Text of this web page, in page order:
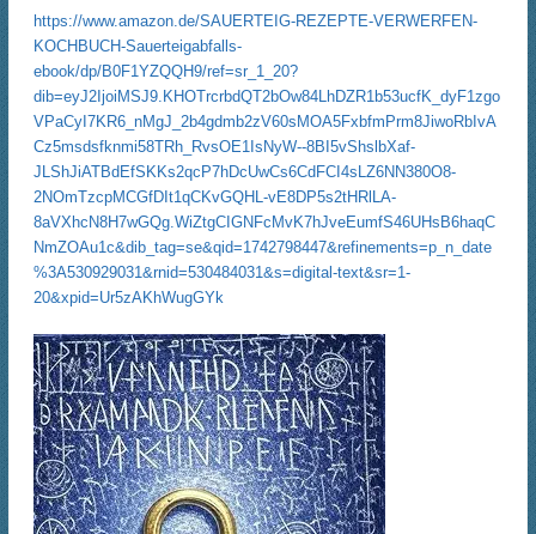
https://www.amazon.de/SAUERTEIG-REZEPTE-VERWERFEN-
KOCHBUCH-Sauerteigabfalls-
ebook/dp/B0F1YZQQH9/ref=sr_1_20?
dib=eyJ2IjoiMSJ9.KHOTrcrbdQT2bOw84LhDZR1b53ucfK_dyF1zgo
VPaCyI7KR6_nMgJ_2b4gdmb2zV60sMOA5FxbfmPrm8JiwoRbIvA
Cz5msdsfknmi58TRh_RvsOE1IsNyW--8BI5vShslbXaf-
JLShJiATBdEfSKKs2qcP7hDcUwCs6CdFCI4sLZ6NN380O8-
2NOmTzcpMCGfDIt1qCKvGQHL-vE8DP5s2tHRlLA-
8aVXhcN8H7wGQg.WiZtgCIGNFcMvK7hJveEumfS46UHsB6haqC
NmZOAu1c&dib_tag=se&qid=1742798447&refinements=p_n_date
%3A530929031&rnid=530484031&s=digital-text&sr=1-
20&xpid=Ur5zAKhWugGYk